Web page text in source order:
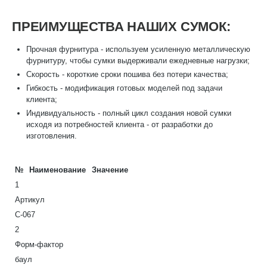
ПРЕИМУЩЕСТВА НАШИХ СУМОК:
Прочная фурнитура - используем усиленную металлическую
фурнитуру, чтобы сумки выдерживали ежедневные нагрузки;
Скорость - короткие сроки пошива без потери качества;
Гибкость - модификация готовых моделей под задачи
клиента;
Индивидуальность - полный цикл создания новой сумки
исходя из потребностей клиента - от разработки до
изготовления.
№ Наименование
Значение
1
Артикул
С-067
2
Форм-фактор
баул